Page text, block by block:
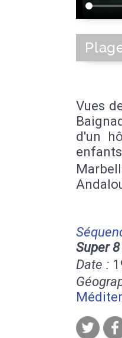
Vues
d'un
Super 8
Date :